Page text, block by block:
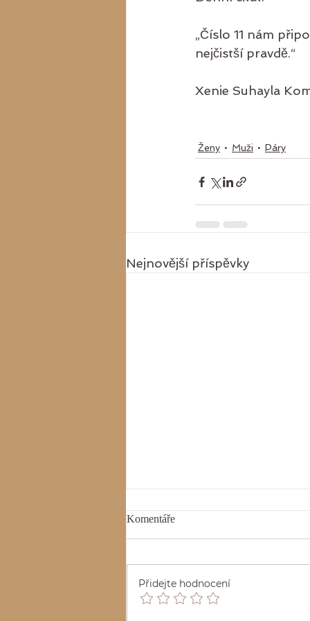
„Číslo 11 nám
nejčistší pravdě.“
Xenie Suhayla
Ženy Muži Páry
Nejnovější příspěvky
Komentáře
Přidejte hodnocení